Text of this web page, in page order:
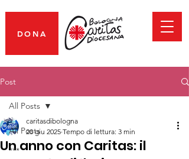
DONA
Post
All Posts
***
All Posts
Un anno con Caritas: il
caritasdibologna
20 giu 2025 Tempo di lettura: 3 min